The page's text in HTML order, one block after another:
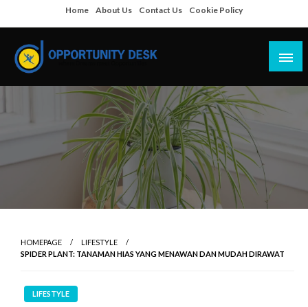
to
content
Home About Us Contact Us Cookie Policy
Opportunity Desk
Empowering Your Path to Opportunities
HOMEPAGE
LIFESTYLE
SPIDER PLANT: TANAMAN HIAS YANG MENAWAN DAN MUDAH DIRAWAT
LIFESTYLE